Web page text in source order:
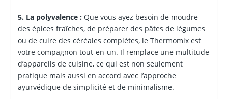
5. La polyvalence :Que vous ayez besoin de moudre
des épices fraîches, de préparer des pâtes de légumes
ou de cuire des céréales complètes, le Thermomix est
votre compagnon tout-en-un. Il remplace une multitude
d’appareils de cuisine, ce qui est non seulement
pratique mais aussi en accord avec l’approche
ayurvédique de simplicité et de minimalisme.